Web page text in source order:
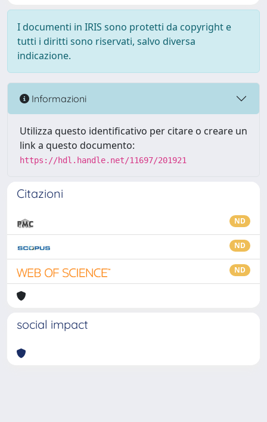
I documenti in IRIS sono protetti da copyright e
tutti i diritti sono riservati, salvo diversa
indicazione.
Informazioni
Utilizza questo identificativo per citare o creare un
link a questo documento:
https://hdl.handle.net/11697/201921
Citazioni
ND
ND
ND
social impact